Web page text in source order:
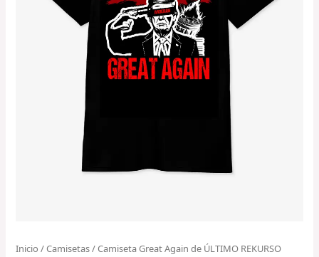
Inicio /Camisetas/ Camiseta Great Again de ÚLTIMO REKURSO